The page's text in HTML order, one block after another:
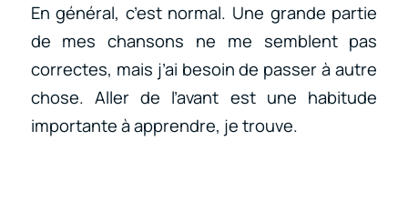
En général, c’est normal. Une grande partie
de mes chansons ne me semblent pas
correctes, mais j’ai besoin de passer à autre
chose. Aller de l’avant est une habitude
importante à apprendre, je trouve.